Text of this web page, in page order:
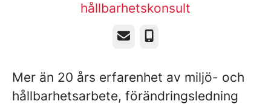
hållbarhetskonsult
E-postTelefon
Mer än 20 års erfarenhet av miljö- och
hållbarhetsarbete, förändringsledning